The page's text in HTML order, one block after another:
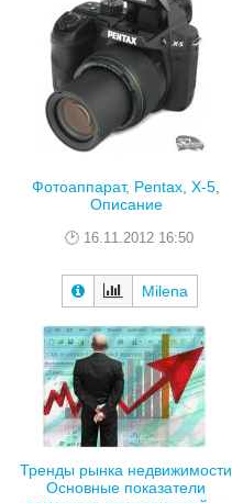
Фотоаппарат, Pentax, X-5,
Описание
16.11.2012 16:50
Milena
Тренды рынка недвижимости
Основные показатели